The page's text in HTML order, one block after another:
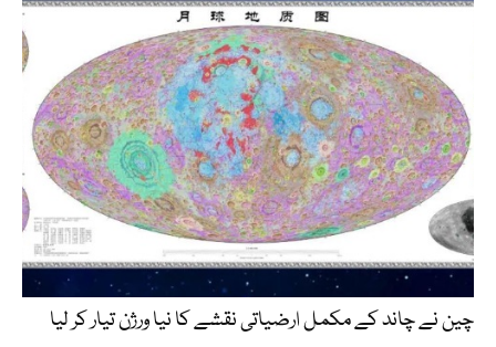
چین نے چاند کے مکمل ارضیاتی نقشے کا نیا ورژن تیار کر لیا